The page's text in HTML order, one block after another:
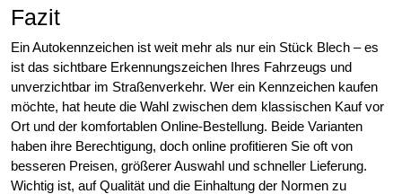
Fazit
Ein Autokennzeichen ist weit mehr als nur ein Stück Blech – es
ist das sichtbare Erkennungszeichen Ihres Fahrzeugs und
unverzichtbar im Straßenverkehr. Wer ein Kennzeichen kaufen
möchte, hat heute die Wahl zwischen dem klassischen Kauf vor
Ort und der komfortablen Online-Bestellung. Beide Varianten
haben ihre Berechtigung, doch online profitieren Sie oft von
besseren Preisen, größerer Auswahl und schneller Lieferung.
Wichtig ist, auf Qualität und die Einhaltung der Normen zu